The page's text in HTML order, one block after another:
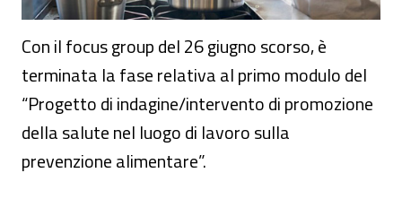
Con il focus group del 26 giugno scorso, è
terminata la fase relativa al primo modulo del
“Progetto di indagine/intervento di promozione
della salute nel luogo di lavoro sulla
prevenzione alimentare”.